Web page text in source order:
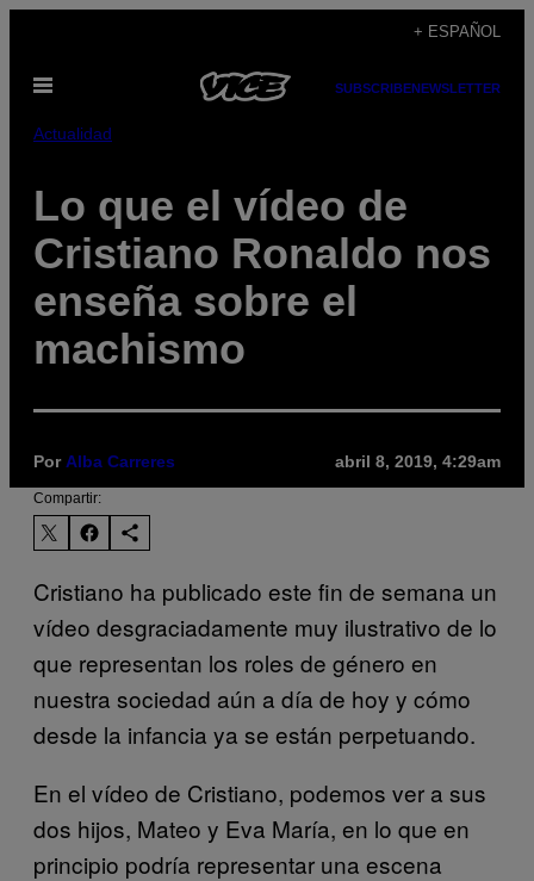
contenido
+ ESPAÑOL
Abrir
SUBSCRIBENEWSLETTER
Actualidad
Lo que el vídeo de
Cristiano Ronaldo nos
enseña sobre el
machismo
Por Alba Carreres abril 8, 2019, 4:29am
Compartir:
Cristiano ha publicado este fin de semana un
vídeo desgraciadamente muy ilustrativo de lo
que representan los roles de género en
nuestra sociedad aún a día de hoy y cómo
desde la infancia ya se están perpetuando.
En el vídeo de Cristiano, podemos ver a sus
dos hijos, Mateo y Eva María, en lo que en
principio podría representar una escena